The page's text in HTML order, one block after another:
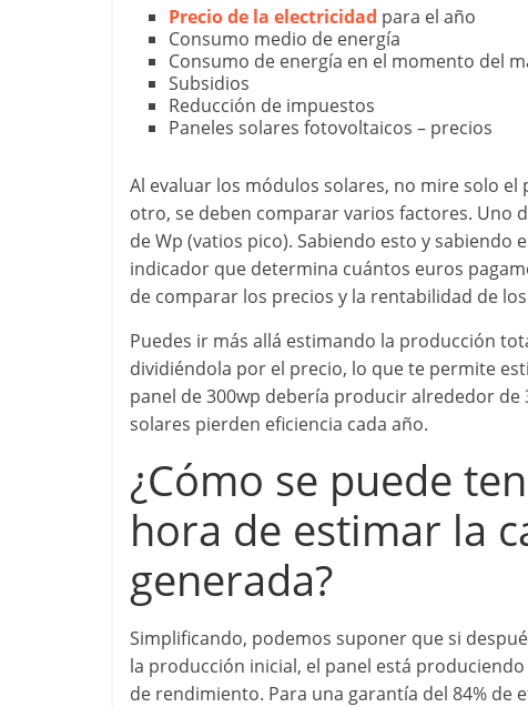
Precio de la electricidad para el año
Consumo medio de energía
Consumo de energía en el momento del
Subsidios
Reducción de impuestos
Paneles solares fotovoltaicos – precios
Al evaluar los módulos solares, no mire solo
otro, se deben comparar varios factores. Uno
de Wp (vatios pico). Sabiendo esto y sabiendo
indicador que determina cuántos euros
de comparar los precios y la rentabilidad de
Puedes ir más allá estimando la producción
dividiéndola por el precio, lo que te permite
panel de 300wp debería producir alrededor de
solares pierden eficiencia cada año.
¿Cómo se puede
hora de estimar la
generada?
Simplificando, podemos suponer que si
la producción inicial, el panel está
de rendimiento. Para una garantía del 84% de